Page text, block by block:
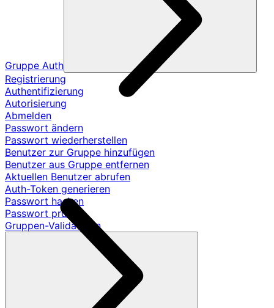
Gruppe Auth
Registrierung
Authentifizierung
Autorisierung
Abmelden
Passwort ändern
Passwort wiederherstellen
Benutzer zur Gruppe hinzufügen
Benutzer aus Gruppe entfernen
Aktuellen Benutzer abrufen
Auth-Token generieren
Passwort hashen
Passwort prüfen
Gruppen-Validatoren